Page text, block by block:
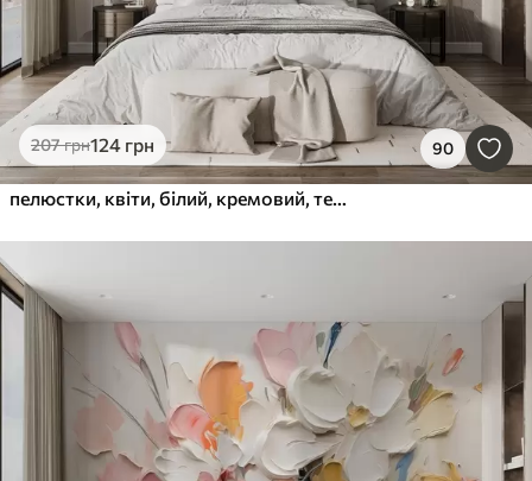
207грн124 грн 90
пелюстки, квіти, білий, кремовий, текстура, ніжність, декоративний